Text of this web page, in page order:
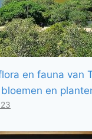
en fauna van
en